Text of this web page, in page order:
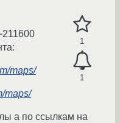
1
1
maps/
maps/
а по ссылкам на